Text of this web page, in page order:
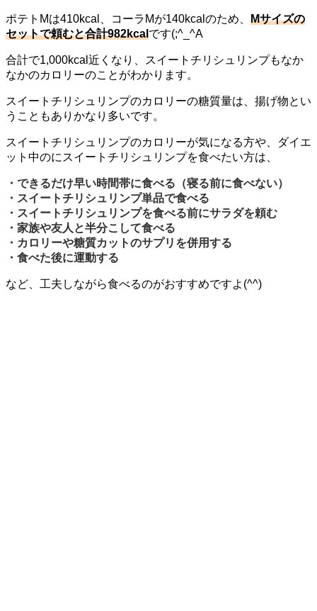
ポテトMは410kcal、コーラMが140kcalのため、 Mサイズの
セットで頼むと合計982kcalです(;^_^A
合計で1,000kcal近くなり、スイートチリシュリンプもなか
なかのカロリーのことがわかります。
スイートチリシュリンプのカロリーの糖質量は、揚げ物とい
うこともありかなり多いです。
スイートチリシュリンプのカロリーが気になる方や、ダイエ
ット中のにスイートチリシュリンプを食べたい方は、
・できるだけ早い時間帯に食べる（寝る前に食べない）
・スイートチリシュリンプ単品で食べる
・スイートチリシュリンプを食べる前にサラダを頼む
・家族や友人と半分こして食べる
・カロリーや糖質カットのサプリを併用する
・食べた後に運動する
など、工夫しながら食べるのがおすすめですよ(^^)